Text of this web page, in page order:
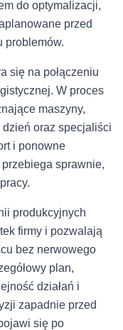
do optymalizacji,
przed
problemów.
się na połączeniu
W proces
maszyny,
oraz specjaliści
i ponowne
sprawnie,
produkcyjnych
firmy i pozwalają
bez nerwowego
plan,
działań i
zapadnie przed
się po